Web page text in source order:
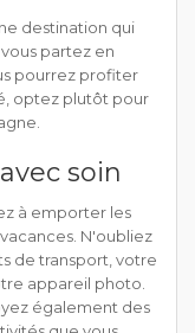
destination qui
partez en
pourrez profiter
optez plutôt pour
soin
à emporter les
N'oubliez
de transport, votre
appareil photo.
également des